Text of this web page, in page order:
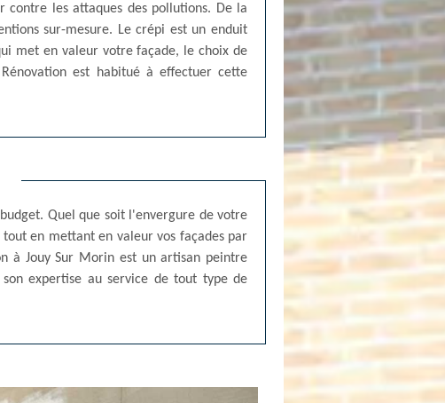
contre les attaques des pollutions. De la
sur-mesure. Le crépi est un enduit
met en valeur votre façade, le choix de
est habitué à effectuer cette
Quel que soit l'envergure de votre
en mettant en valeur vos façades par
à Jouy Sur Morin est un artisan peintre
expertise au service de tout type de